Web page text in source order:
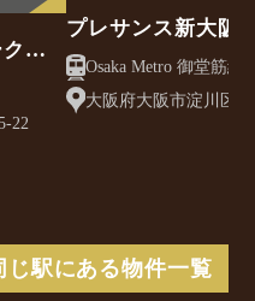
フ
22
プレサンス新大阪
Osaka Metro 御堂筋線/ 西中島南方駅 徒
歩3分
大阪府大阪市淀川区
駅にある物件一覧